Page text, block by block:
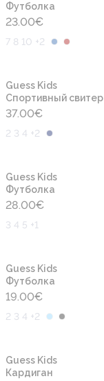
Футболка
23.00€
7 8 10 +2
Guess Kids
Cпортивный свитер
37.00€
2 3 4 +2
Guess Kids
Футболка
28.00€
3 4 5 +1
Guess Kids
Футболка
19.00€
2 3 4 +2
Guess Kids
Кардиган